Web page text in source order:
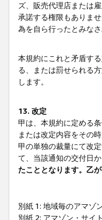
ズ、販売代理店または
承諾する権限もありま
為を自ら行ったとみなさ
本規約にこれと矛盾す
る、または罰せられる
します。
13. 改定
甲は、本規約に定める
または改定内容をその
甲の単独の裁量にて改
て、当該通知の交付日
たこととなります。乙
別紙 1: 地域毎のアマゾ
別紙 2: アマゾン・サイ